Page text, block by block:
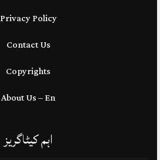
Privacy Policy
Contact Us
Copyrights
About Us – En
اہم کیٹاگریز